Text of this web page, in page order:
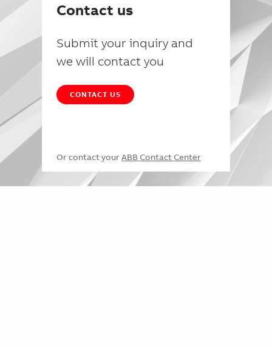
Contact us
Submit your inquiry and
we will contact you
CONTACT US
Or contact your ABB Contact Center